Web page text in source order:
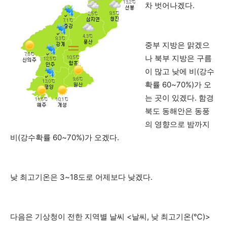
차 벗어나겠다.
중부 지방은 맑겠으
나 북부 지방은 구름
이 많고 낮에 비(강수
확률 60~70%)가 오
는 곳이 있겠다. 함경
북도 동해안은 동풍
의 영향으로 밤까지
비(강수확률 60~70%)가 오겠다.
낮 최고기온은 3~18도로 어제보다 낮겠다.
다음은 기상청이 전한 지역별 날씨 <날씨, 낮 최고기온(℃)>